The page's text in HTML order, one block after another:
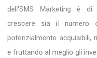
dell'SMS Marketing è
crescere sia il numero
potenzialmente acquisibili,
e fruttando al meglio gli